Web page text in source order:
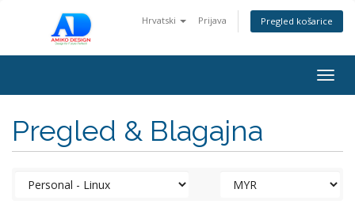
Hrvatski Prijava Pregled košarice
Pregled & Blagajna